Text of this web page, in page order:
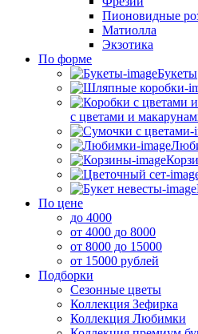
Пионовидные
Матиолла
Экзотика
По форме
Букеты
с цветами и
По цене
до 4000
от 4000 до 8000
от 8000 до 15000
от 15000 рублей
Подборки
Сезонные цветы
Коллекция Зефирка
Коллекция Любимки